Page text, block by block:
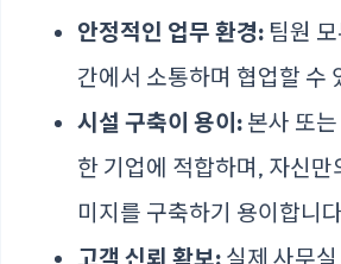
안정적인 업무 환경: 팀원
간에서 소통하며 협업할 수
시설 구축이 용이: 본사 또
한 기업에 적합하며, 자신만
미지를 구축하기 용이합니
고객 신뢰 확보: 실제 사무